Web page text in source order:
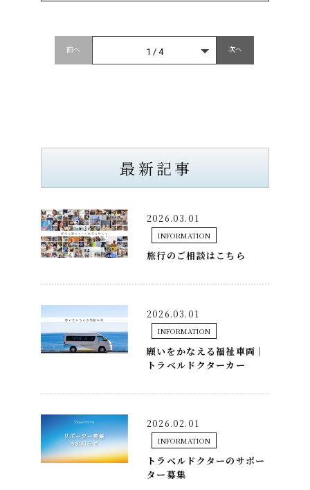
前へ 1 / 4 次へ
最新記事
2026.03.01
INFORMATION
旅行のご相談はこちら
2026.03.01
INFORMATION
願いをかなえる福祉車両｜
トラベルドクターカー
2026.02.01
INFORMATION
トラベルドクターのサポー
ター募集